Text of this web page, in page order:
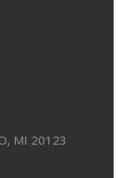
MI 20123